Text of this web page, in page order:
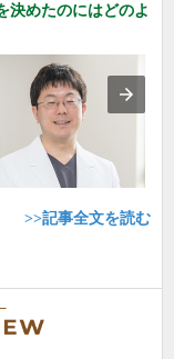
決めたのにはどのよ
>>記事全文を読む